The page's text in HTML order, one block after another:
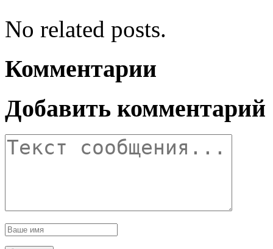
No related posts.
Комментарии
Добавить комментарий